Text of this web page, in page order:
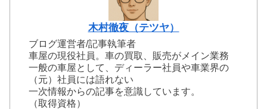
木村徹夜（テツヤ）
ブログ運営者/記事執筆者
車屋の現役社員。車の買取、販売がメイン業務
一般の車屋として、ディーラー社員や車業界の
（元）社員には語れない
一次情報からの記事を意識しています。
（取得資格）